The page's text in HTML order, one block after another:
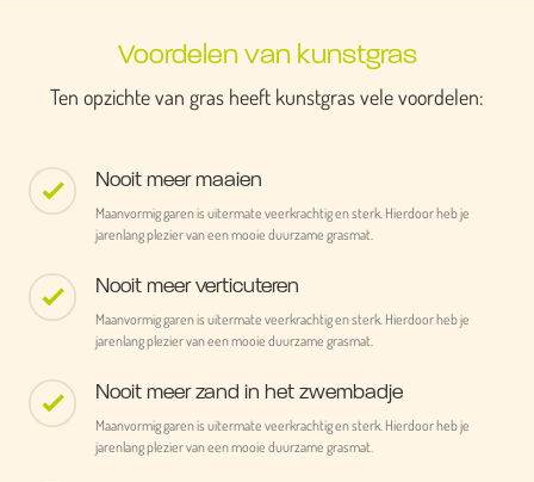
Voordelen van kunstgras
Ten opzichte van gras heeft kunstgras vele voordelen:
Nooit meer maaien
Maanvormig garen is uitermate veerkrachtig en sterk. Hierdoor heb je
jarenlang plezier van een mooie duurzame grasmat.
Nooit meer verticuteren
Maanvormig garen is uitermate veerkrachtig en sterk. Hierdoor heb je
jarenlang plezier van een mooie duurzame grasmat.
Nooit meer zand in het zwembadje
Maanvormig garen is uitermate veerkrachtig en sterk. Hierdoor heb je
jarenlang plezier van een mooie duurzame grasmat.